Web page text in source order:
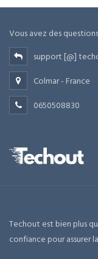
Vous avez des
support [@]
Colmar - France
0650508830
Techout est bien plus
confiance pour assurer